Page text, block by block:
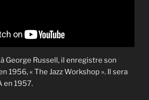
George Russell, il enregistre son
1956, « The Jazz Workshop ». Il sera
en 1957.